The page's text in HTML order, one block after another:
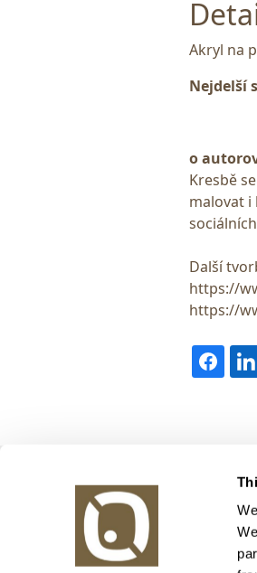
Akryl na
Nejdelší
o
Kresbě
malovat i
Další
https://
https://
Korunní 972/75
130 00 Praha 3
tel.: +420 800 10 10 10, +420
E-mail: info@obrazyvaukci.cz